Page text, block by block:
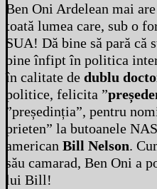
Ben Oni Ardelean mai
toată lumea care, sub o
SUA! Dă bine să pară că
bine înfipt în politica
în calitate de dublu
politice, felicita ”
”președinția”, pentru
prieten” la butoanele
american Bill Nelson.
său camarad, Ben Oni a
lui Bill!